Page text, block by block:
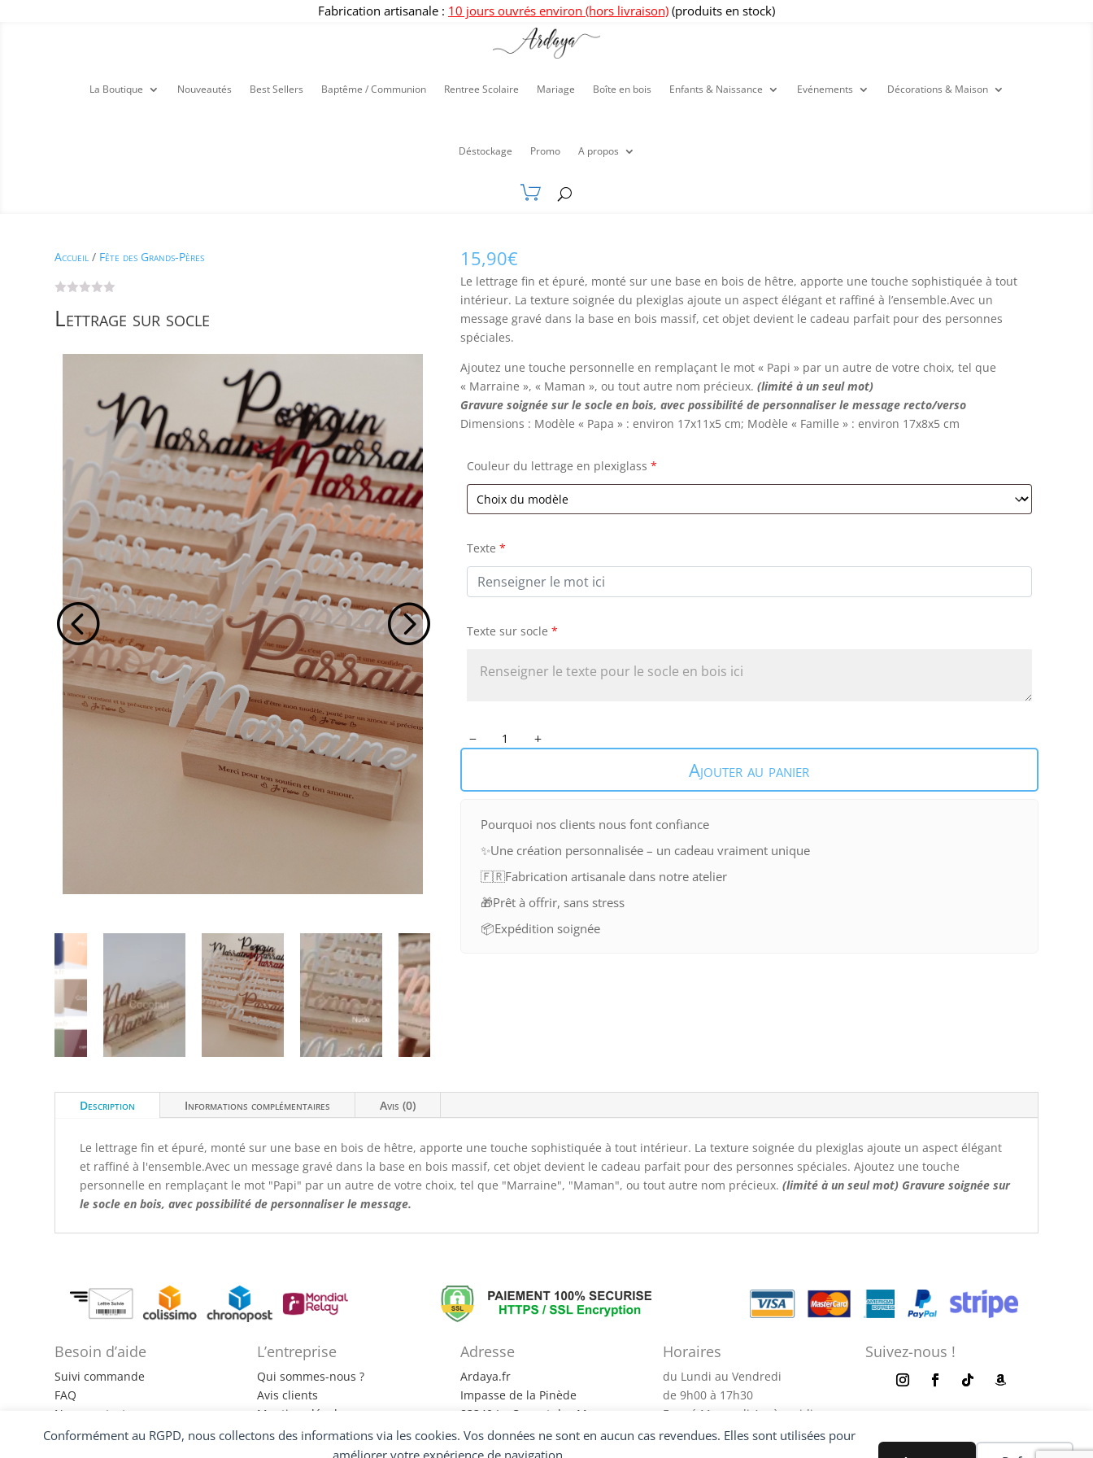
Conformément au RGPD, nous collectons des informations via les cookies. Vos données ne sont en aucun cas revendues. Elles sont utilisées pour
améliorer votre expérience de navigation.
Fabrication artisanale : 10 jours ouvrés environ (hors livraison) (produits en stock)
La Boutique Nouveautés Best Sellers Baptême / Communion Rentree Scolaire Mariage Boîte en bois Enfants & Naissance Evénements Décorations & Maison
Déstockage Promo A propos
Accueil / Fête des Grands-Pères
Lettrage sur socle
15,90€
Le lettrage fin et épuré, monté sur une base en bois de hêtre, apporte une touche sophistiquée à tout
intérieur. La texture soignée du plexiglas ajoute un aspect élégant et raffiné à l’ensemble.Avec un
message gravé dans la base en bois massif, cet objet devient le cadeau parfait pour des personnes
spéciales.
Ajoutez une touche personnelle en remplaçant le mot « Papi » par un autre de votre choix, tel que
« Marraine », « Maman », ou tout autre nom précieux. (limité à un seul mot)
Gravure soignée sur le socle en bois, avec possibilité de personnaliser le message recto/verso
Dimensions : Modèle « Papa » : environ 17x11x5 cm; Modèle « Famille » : environ 17x8x5 cm
Couleur du lettrage en plexiglass *
Texte *
Texte sur socle *
quantité
sur
Ajouter au panier
Pourquoi nos clients nous font confiance
✨Une création personnalisée – un cadeau vraiment unique
🇫🇷Fabrication artisanale dans notre atelier
🎁Prêt à offrir, sans stress
📦Expédition soignée
Description Informations complémentaires Avis (0)
Le lettrage fin et épuré, monté sur une base en bois de hêtre, apporte une touche sophistiquée à tout intérieur. La texture soignée du plexiglas ajoute un aspect élégant
et raffiné à l'ensemble.Avec un message gravé dans la base en bois massif, cet objet devient le cadeau parfait pour des personnes spéciales. Ajoutez une touche
personnelle en remplaçant le mot "Papi" par un autre de votre choix, tel que "Marraine", "Maman", ou tout autre nom précieux. (limité à un seul mot) Gravure soignée sur
le socle en bois, avec possibilité de personnaliser le message.
Besoin d’aide
Suivi commande
FAQ
Nous contacter
CGV
L’entreprise
Qui sommes-nous ?
Avis clients
Mentions légales
Politiques de confidentialité
Adresse
Ardaya.fr
Impasse de la Pinède
83340 Le Cannet des Maures
Horaires
du Lundi au Vendredi
de 9h00 à 17h30
Fermé Mercredi Après-midi
Suivez-nous !